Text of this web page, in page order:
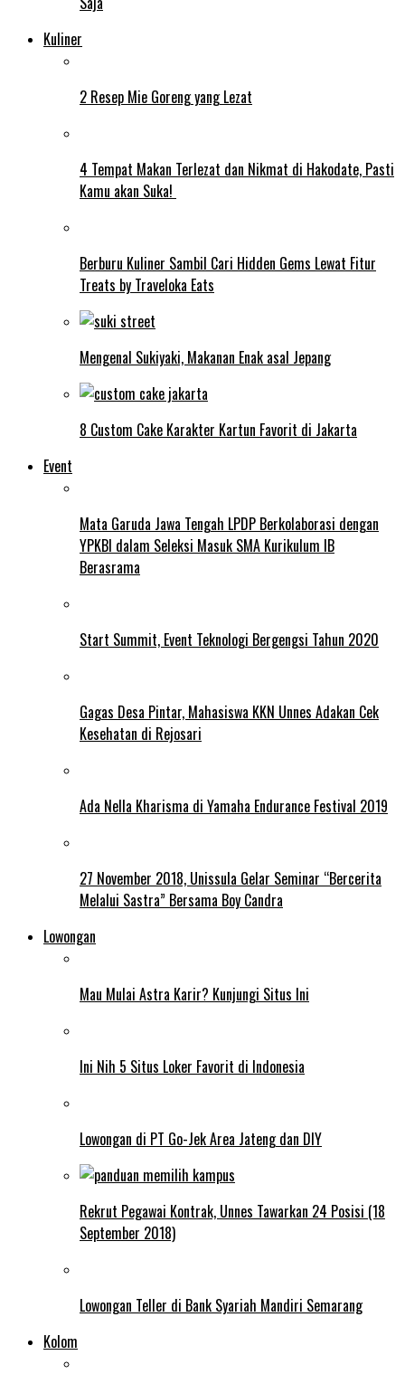
Kuliner
2 Resep Mie Goreng yang Lezat
4 Tempat Makan Terlezat dan Nikmat di Hakodate, Pasti
Kamu akan Suka!
Berburu Kuliner Sambil Cari Hidden Gems Lewat Fitur
Treats by Traveloka Eats
Mengenal Sukiyaki, Makanan Enak asal Jepang
8 Custom Cake Karakter Kartun Favorit di Jakarta
Event
Mata Garuda Jawa Tengah LPDP Berkolaborasi dengan
YPKBI dalam Seleksi Masuk SMA Kurikulum IB
Berasrama
Start Summit, Event Teknologi Bergengsi Tahun 2020
Gagas Desa Pintar, Mahasiswa KKN Unnes Adakan Cek
Kesehatan di Rejosari
Ada Nella Kharisma di Yamaha Endurance Festival 2019
27 November 2018, Unissula Gelar Seminar “Bercerita
Melalui Sastra” Bersama Boy Candra
Lowongan
Mau Mulai Astra Karir? Kunjungi Situs Ini
Ini Nih 5 Situs Loker Favorit di Indonesia
Lowongan di PT Go-Jek Area Jateng dan DIY
Rekrut Pegawai Kontrak, Unnes Tawarkan 24 Posisi (18
September 2018)
Lowongan Teller di Bank Syariah Mandiri Semarang
Kolom